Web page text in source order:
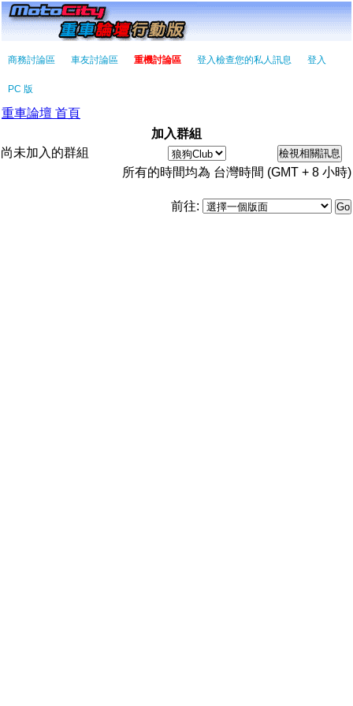
商務討論區 車友討論區 重機討論區 登入檢查您的私人訊息 登入
PC 版
重車論壇 首頁
加入群組
尚未加入的群組
所有的時間均為 台灣時間 (GMT + 8 小時)
前往: